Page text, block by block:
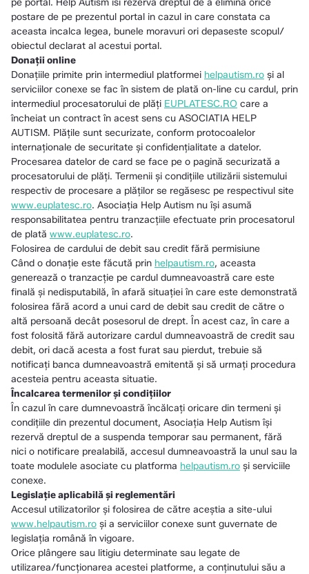
pe portal. Help Autism isi rezerva dreptul de a elimina orice
postare de pe prezentul portal in cazul in care constata ca
aceasta incalca legea, bunele moravuri ori depaseste scopul/
obiectul declarat al acestui portal.
Donații online
Donaţiile primite prin intermediul platformei helpautism.ro şi al
serviciilor conexe se fac în sistem de plată on-line cu cardul, prin
intermediul procesatorului de plăţi EUPLATESC.RO care a
încheiat un contract în acest sens cu ASOCIATIA HELP
AUTISM. Plăţile sunt securizate, conform protocoalelor
internaţionale de securitate şi confidenţialitate a datelor.
Procesarea datelor de card se face pe o pagină securizată a
procesatorului de plăţi. Termenii şi condiţiile utilizării sistemului
respectiv de procesare a plăţilor se regăsesc pe respectivul site
www.euplatesc.ro. Asociația Help Autism nu îşi asumă
responsabilitatea pentru tranzacţiile efectuate prin procesatorul
de plată www.euplatesc.ro.
Folosirea de cardului de debit sau credit fără permisiune
Când o donaţie este făcută prin helpautism.ro, aceasta
generează o tranzacţie pe cardul dumneavoastră care este
finală şi nedisputabilă, în afară situaţiei în care este demonstrată
folosirea fără acord a unui card de debit sau credit de către o
altă persoană decât posesorul de drept. În acest caz, în care a
fost folosită fără autorizare cardul dumneavoastră de credit sau
debit, ori dacă acesta a fost furat sau pierdut, trebuie să
notificaţi banca dumneavoastră emitentă şi să urmaţi procedura
acesteia pentru aceasta situatie.
Încalcarea termenilor și condițiilor
În cazul în care dumnevoastră încălcaţi oricare din termeni şi
condiţiile din prezentul document, Asociația Help Autism îşi
rezervă dreptul de a suspenda temporar sau permanent, fără
nici o notificare prealabilă, accesul dumneavoastră la unul sau la
toate modulele asociate cu platforma helpautism.ro şi serviciile
conexe.
Legislaţie aplicabilă şi reglementări
Accesul utilizatorilor şi folosirea de către aceştia a site-ului
www.helpautism.ro şi a serviciilor conexe sunt guvernate de
legislaţia română în vigoare.
Orice plângere sau litigiu determinate sau legate de
utilizarea/funcţionarea acestei platforme, a conţinutului său a